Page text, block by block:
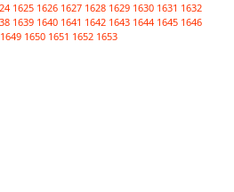
1625 1626 1627 1628 1629 1630 1631 1632
1639 1640 1641 1642 1643 1644 1645 1646
1649 1650 1651 1652 1653